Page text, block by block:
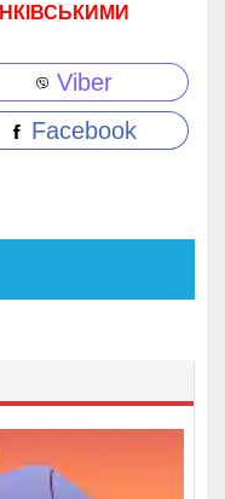
Viber
Facebook